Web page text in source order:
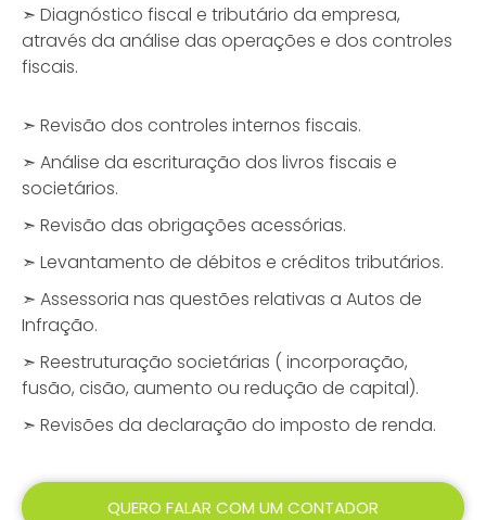
➣ Diagnóstico fiscal e tributário da empresa,
através da análise das operações e dos controles
fiscais.
➣ Revisão dos controles internos fiscais.
➣ Análise da escrituração dos livros fiscais e
societários.
➣ Revisão das obrigações acessórias.
➣ Levantamento de débitos e créditos tributários.
➣ Assessoria nas questões relativas a Autos de
Infração.
➣ Reestruturação societárias ( incorporação,
fusão, cisão, aumento ou redução de capital).
➣ Revisões da declaração do imposto de renda.
QUERO FALAR COM UM CONTADOR